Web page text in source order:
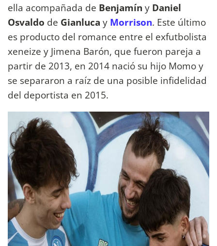
ella acompañada de Benjamín y Daniel
Osvaldo de Gianluca y Morrison. Este último
es producto del romance entre el exfutbolista
xeneize y Jimena Barón, que fueron pareja a
partir de 2013, en 2014 nació su hijo Momo y
se separaron a raíz de una posible infidelidad
del deportista en 2015.